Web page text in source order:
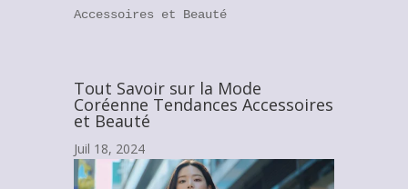
Accessoires et Beauté
Tout Savoir sur la Mode
Coréenne Tendances Accessoires
et Beauté
Juil 18, 2024